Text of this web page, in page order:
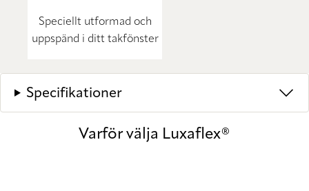
Speciellt utformad och
uppspänd i ditt takfönster
Specifikationer
Varför välja Luxaflex®